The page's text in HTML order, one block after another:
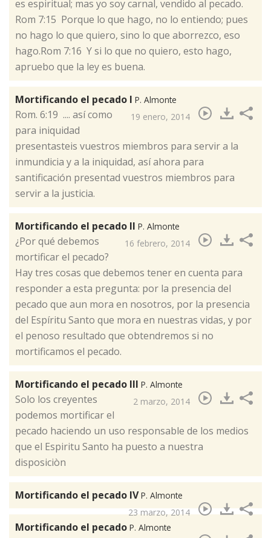
es espiritual; mas yo soy carnal, vendido al pecado.
Rom 7:15 Porque lo que hago, no lo entiendo; pues
no hago lo que quiero, sino lo que aborrezco, eso
hago.Rom 7:16 Y si lo que no quiero, esto hago,
apruebo que la ley es buena.
Mortificando el pecado I P. Almonte
19 enero, 2014
​Rom. 6:19 .... así como
para iniquidad
presentasteis vuestros miembros para servir a la
inmundicia y a la iniquidad, así ahora para
santificación presentad vuestros miembros para
servir a la justicia.
Mortificando el pecado II P. Almonte
16 febrero, 2014
¿Por qué debemos
mortificar el pecado?
Hay tres cosas que debemos tener en cuenta para
responder a esta pregunta: por la presencia del
pecado que aun mora en nosotros, por la presencia
del Espíritu Santo que mora en nuestras vidas, y por
el penoso resultado que obtendremos si no
mortificamos el pecado.
Mortificando el pecado III P. Almonte
2 marzo, 2014
​Solo los creyentes
podemos mortificar el
pecado haciendo un uso responsable de los medios
que el Espiritu Santo ha puesto a nuestra
disposiciòn
Mortificando el pecado IVP. Almonte
23 marzo, 2014
Mortificando el pecado P. Almonte